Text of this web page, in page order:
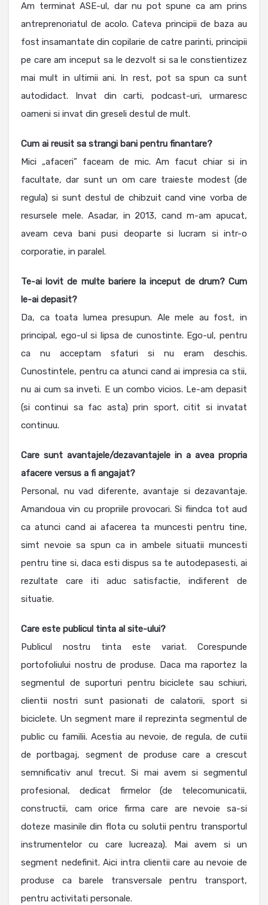
Am terminat ASE-ul, dar nu pot spune ca am prins
antreprenoriatul de acolo. Cateva principii de baza au
fost insamantate din copilarie de catre parinti, principii
pe care am inceput sa le dezvolt si sa le constientizez
mai mult in ultimii ani. In rest, pot sa spun ca sunt
autodidact. Invat din carti, podcast-uri, urmaresc
oameni si invat din greseli destul de mult.
Cum ai reusit sa strangi bani pentru finantare?
Mici „afaceri” faceam de mic. Am facut chiar si in
facultate, dar sunt un om care traieste modest (de
regula) si sunt destul de chibzuit cand vine vorba de
resursele mele. Asadar, in 2013, cand m-am apucat,
aveam ceva bani pusi deoparte si lucram si intr-o
corporatie, in paralel.
Te-ai lovit de multe bariere la inceput de drum? Cum
le-ai depasit?
Da, ca toata lumea presupun. Ale mele au fost, in
principal, ego-ul si lipsa de cunostinte. Ego-ul, pentru
ca nu acceptam sfaturi si nu eram deschis.
Cunostintele, pentru ca atunci cand ai impresia ca stii,
nu ai cum sa inveti. E un combo vicios. Le-am depasit
(si continui sa fac asta) prin sport, citit si invatat
continuu.
Care sunt avantajele/dezavantajele in a avea propria
afacere versus a fi angajat?
Personal, nu vad diferente, avantaje si dezavantaje.
Amandoua vin cu propriile provocari. Si fiindca tot aud
ca atunci cand ai afacerea ta muncesti pentru tine,
simt nevoie sa spun ca in ambele situatii muncesti
pentru tine si, daca esti dispus sa te autodepasesti, ai
rezultate care iti aduc satisfactie, indiferent de
situatie.
Care este publicul tinta al site-ului?
Publicul nostru tinta este variat. Corespunde
portofoliului nostru de produse. Daca ma raportez la
segmentul de suporturi pentru biciclete sau schiuri,
clientii nostri sunt pasionati de calatorii, sport si
biciclete. Un segment mare il reprezinta segmentul de
public cu familii. Acestia au nevoie, de regula, de cutii
de portbagaj, segment de produse care a crescut
semnificativ anul trecut. Si mai avem si segmentul
profesional, dedicat firmelor (de telecomunicatii,
constructii, cam orice firma care are nevoie sa-si
doteze masinile din flota cu solutii pentru transportul
instrumentelor cu care lucreaza). Mai avem si un
segment nedefinit. Aici intra clientii care au nevoie de
produse ca barele transversale pentru transport,
pentru activitati personale.